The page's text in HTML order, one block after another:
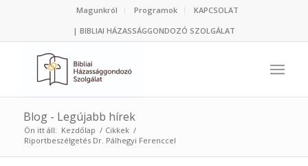
Magunkról Programok
KAPCSOLAT
| BIBLIAI HÁZASSÁGGONDOZÓ SZOLGÁLAT
Blog - Legújabb hírek
Ön itt áll: Kezdőlap / Cikkek /
Riportbeszélgetés Dr. Pálhegyi Ferenccel